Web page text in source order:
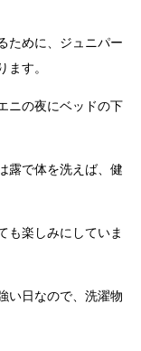
ために、ジュニパー
す。
ニの夜にベッドの下
露で体を洗えば、健
も楽しみにしていま
い日なので、洗濯物